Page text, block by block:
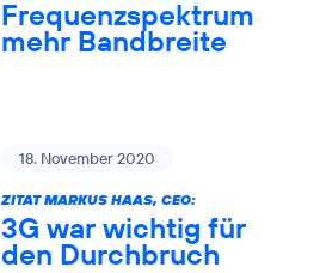
Frequenzspektrum
mehr Bandbreite
18. November 2020
ZITAT MARKUS HAAS, CEO:
3G war wichtig für
den Durchbruch